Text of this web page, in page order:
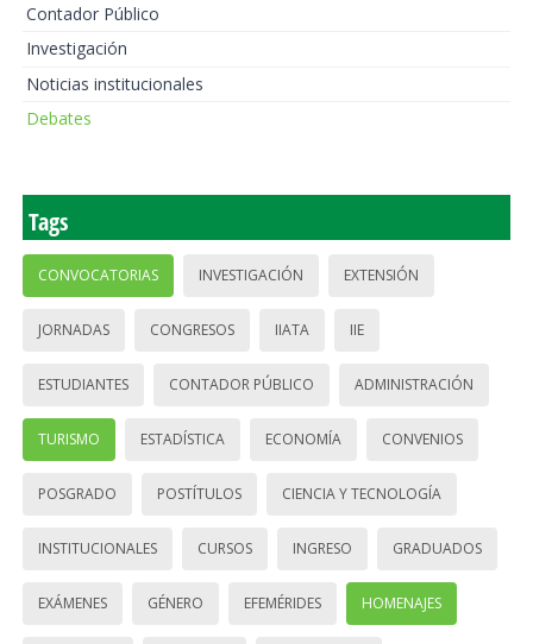
Contador Público
Investigación
Noticias institucionales
Debates
Tags
CONVOCATORIAS INVESTIGACIÓN EXTENSIÓN
JORNADAS CONGRESOS IIATA IIE
ESTUDIANTES CONTADOR PÚBLICO ADMINISTRACIÓN
TURISMO ESTADÍSTICA ECONOMÍA CONVENIOS
POSGRADO POSTÍTULOS CIENCIA Y TECNOLOGÍA
INSTITUCIONALES CURSOS INGRESO GRADUADOS
EXÁMENES GÉNERO EFEMÉRIDES HOMENAJES